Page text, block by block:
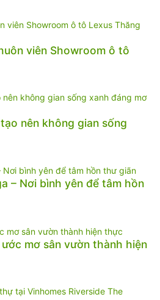
viên Showroom ô tô
nên không gian sống
– Nơi bình yên để tâm hồn
ước mơ sân vườn thành hiện